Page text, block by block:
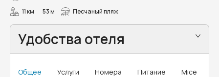
11 км 53 м Песчаный пляж
Удобства отеля
Общее Услуги Номера Питание Mice